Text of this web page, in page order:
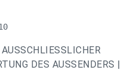
DES AUSSENDERS |